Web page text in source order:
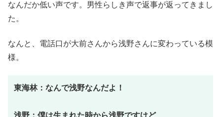
なんだか低い声です。男性らしき声で返事が返ってきまし
た。
なんと、電話口が大前さんから浅野さんに変わっている模
様。
東海林：なんで浅野なんだよ！